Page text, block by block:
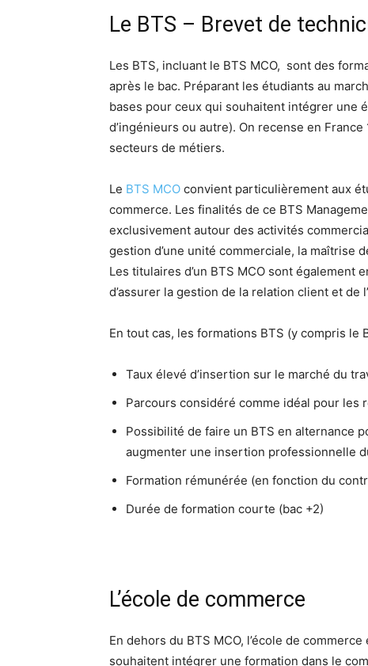
Le BTS – Brevet de
Les BTS, incluant le BTS MCO, sont des
après le bac. Préparant les étudiants au
bases pour ceux qui souhaitent intégrer une
d’ingénieurs ou autre). On recense en
secteurs de métiers.
Le BTS MCO convient particulièrement aux
commerce. Les finalités de ce BTS
exclusivement autour des activités
gestion d’une unité commerciale, la maîtrise
Les titulaires d’un BTS MCO sont également
d’assurer la gestion de la relation client et de
En tout cas, les formations BTS (y compris le
Taux élevé d’insertion sur le marché du
Parcours considéré comme idéal pour les
Possibilité de faire un BTS en alternance
augmenter une insertion professionnelle
Formation rémunérée (en fonction du
Durée de formation courte (bac +2)
L’école de commerce
En dehors du BTS MCO, l’école de
souhaitent intégrer une formation dans le